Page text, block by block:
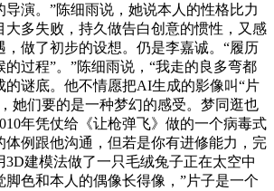
演。”陈细雨说，她说本人的性格比力
大多失败，持久做告白创意的惯性，又感
，做了初步的设想。仍是李嘉诚。“履历
过程”。”陈细雨说，“我走的良多弯都
的谜底。他不情愿把AI生成的影像叫“片
她们要的是一种梦幻的感受。梦同逛也
年凭仗给《让枪弹飞》做的一个病毒式
体例跟他沟通，但若是你有进修能力，完
3D建模法做了一只毛绒兔子正在太空中
脚色和本人的偶像长得像，”片子是一个